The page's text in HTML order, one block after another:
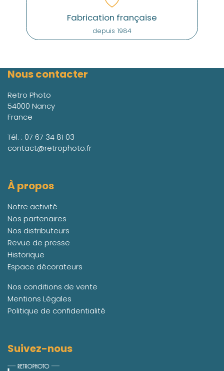
Fabrication française
depuis 1984
Nous contacter
Retro Photo
54000 Nancy
France
Tél. : 07 67 34 81 03
contact@retrophoto.fr
À propos
Notre activité
Nos partenaires
Nos distributeurs
Revue de presse
Historique
Espace décorateurs
Nos conditions de vente
Mentions Légales
Politique de confidentialité
Suivez-nous